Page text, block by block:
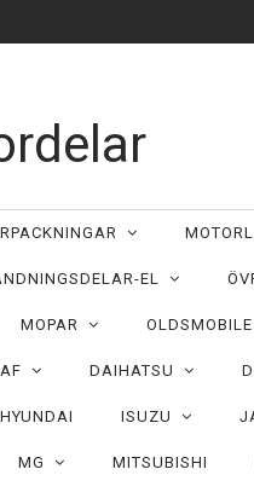
EL
MOPAR OLDSMOBILE
DAIHATSU
HYUNDAI ISUZU
MG MITSUBISHI